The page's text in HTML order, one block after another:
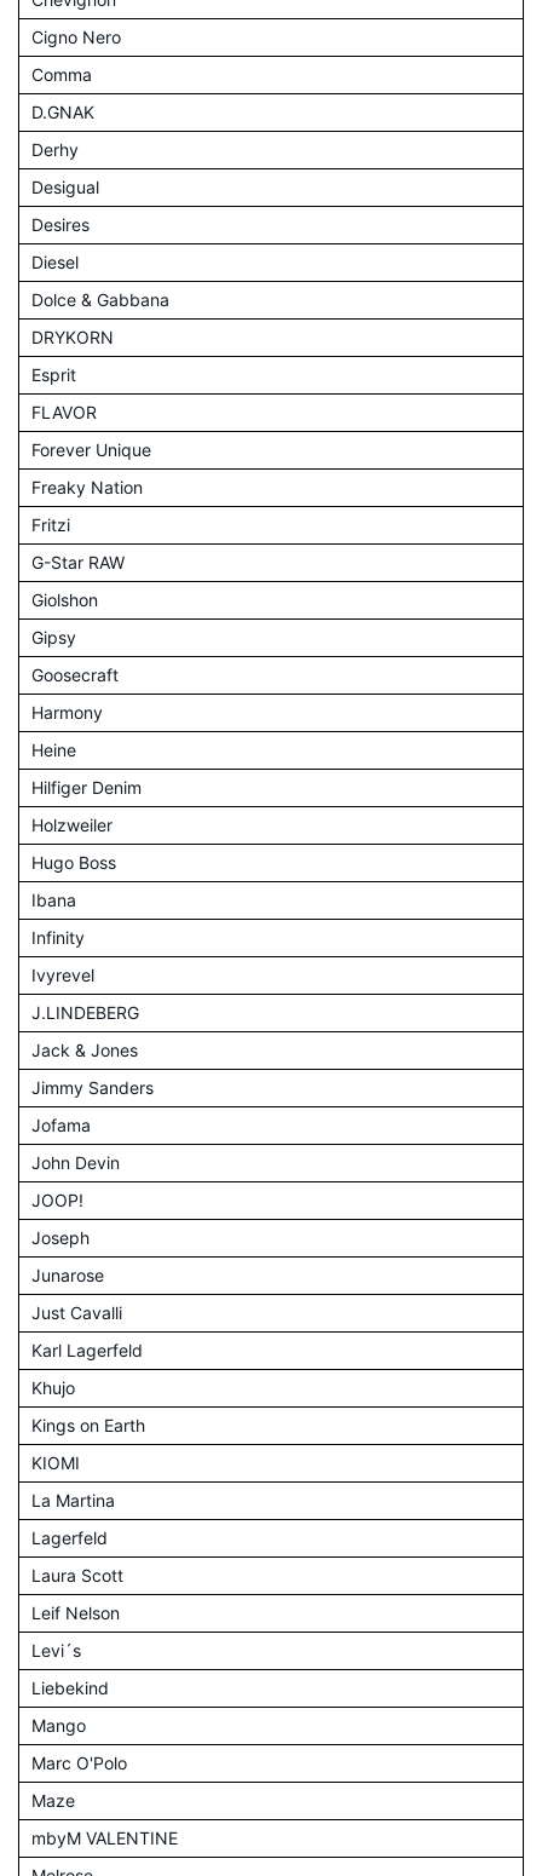
Cigno Nero
Comma
D.GNAK
Derhy
Desigual
Desires
Diesel
Dolce & Gabbana
DRYKORN
Esprit
FLAVOR
Forever Unique
Freaky Nation
Fritzi
G-Star RAW
Giolshon
Gipsy
Goosecraft
Harmony
Heine
Hilfiger Denim
Holzweiler
Hugo Boss
Ibana
Infinity
Ivyrevel
J.LINDEBERG
Jack & Jones
Jimmy Sanders
Jofama
John Devin
JOOP!
Joseph
Junarose
Just Cavalli
Karl Lagerfeld
Khujo
Kings on Earth
KIOMI
La Martina
Lagerfeld
Laura Scott
Leif Nelson
Levi´s
Liebekind
Mango
Marc O'Polo
Maze
mbyM VALENTINE